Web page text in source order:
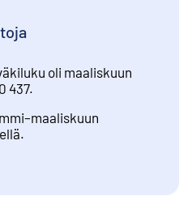
oli maaliskuun
437.